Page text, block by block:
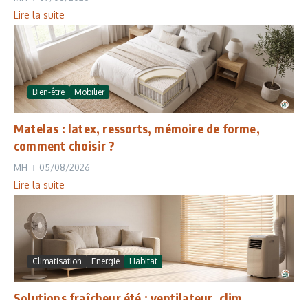
Lire la suite
Bien-être Mobilier
Matelas : latex, ressorts, mémoire de forme,
comment choisir ?
MH 05/08/2026
Lire la suite
Climatisation Energie Habitat